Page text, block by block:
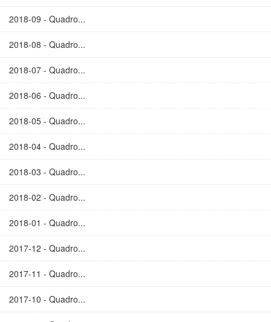
2018-09 - Quadro...
2018-08 - Quadro...
2018-07 - Quadro...
2018-06 - Quadro...
2018-05 - Quadro...
2018-04 - Quadro...
2018-03 - Quadro...
2018-02 - Quadro...
2018-01 - Quadro...
2017-12 - Quadro...
2017-11 - Quadro...
2017-10 - Quadro...